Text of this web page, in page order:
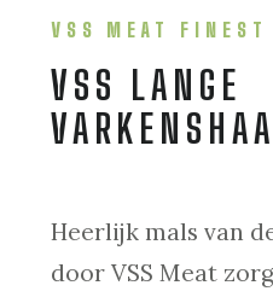
VSS MEAT FINEST
VSS LANGE
Heerlijk mals van
door VSS Meat